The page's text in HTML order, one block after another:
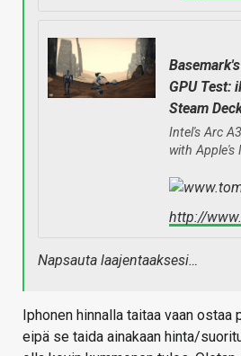
GPU Test:
Steam
Intel's Arc
with Apple's
http://
Napsauta laajentaaksesi…
Iphonen hinnalla taitaa vaan
eipä se taida ainakaan hinta/